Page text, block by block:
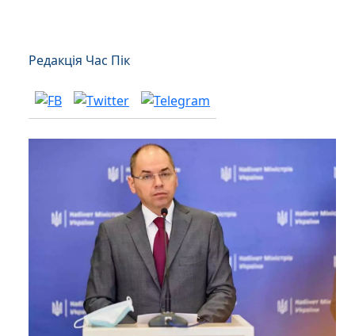
Редакція Час Пік